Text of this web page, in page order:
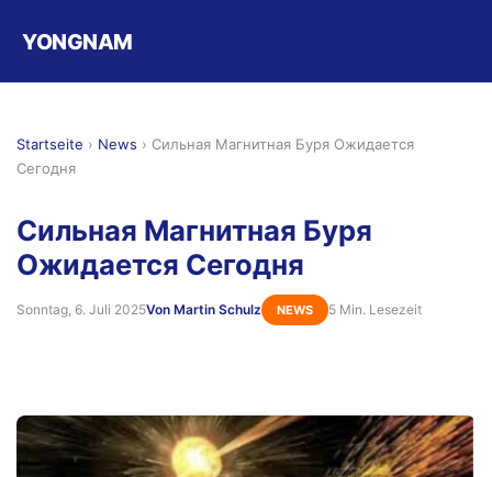
YONGNAM
Startseite › News › Сильная Магнитная Буря Ожидается
Сегодня
Сильная Магнитная Буря
Ожидается Сегодня
Sonntag, 6. Juli 2025Von Martin Schulz NEWS 5 Min. Lesezeit